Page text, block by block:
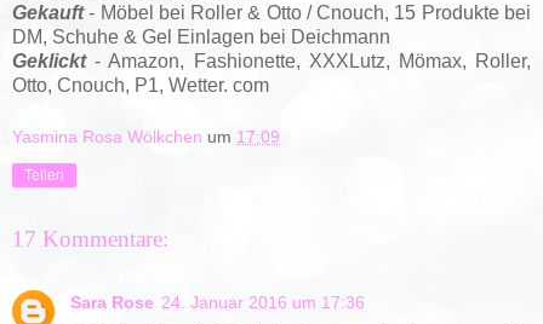
Gekauft- Möbel bei Roller & Otto / Cnouch, 15 Produkte bei
DM, Schuhe & Gel Einlagen bei Deichmann
Geklickt- Amazon, Fashionette, XXXLutz, Mömax, Roller,
Otto, Cnouch, P1, Wetter. com
Yasmina Rosa Wölkchen um 17:09
Teilen
17 Kommentare:
Sara Rose 24. Januar 2016 um 17:36